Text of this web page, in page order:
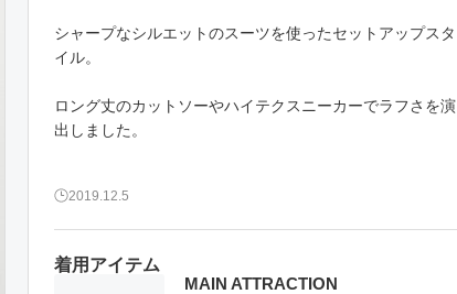
着用アイテム
MAIN ATTRACTION
シャープなシルエットのスーツを使ったセットアップスタ
イル。
ロング丈のカットソーやハイテクスニーカーでラフさを演
出しました。
2019.12.5